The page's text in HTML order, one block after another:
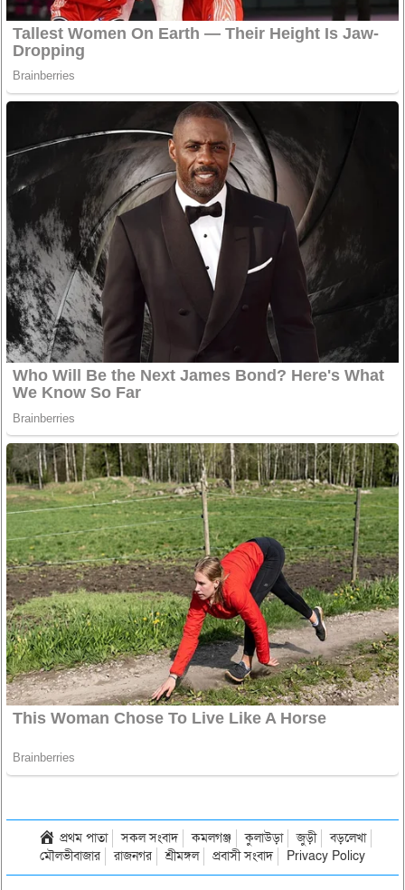
প্রথম পাতা সকল সংবাদ কমলগঞ্জ কুলাউড়া জুড়ী
বড়লেখা
মৌলভীবাজার
রাজনগর শ্রীমঙ্গল প্রবাসী সংবাদ Privacy Policy